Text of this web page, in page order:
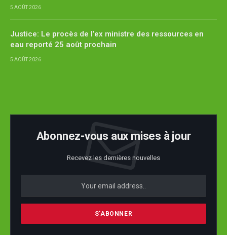
5 AOÛT 2026
Justice: Le procès de l’ex ministre des ressources en
eau reporté 25 août prochain
5 AOÛT 2026
Abonnez-vous aux mises à jour
Recevez les dernières nouvelles